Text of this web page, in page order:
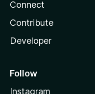
Connect
Contribute
Developer
Follow
Instagram